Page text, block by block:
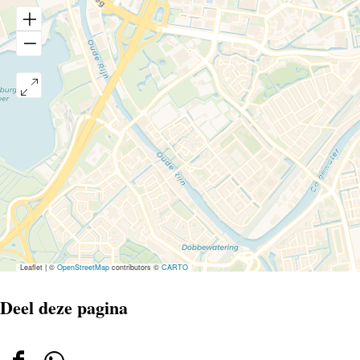
Leaflet|©OpenStreetMapcontributors ©CARTO
Deel deze pagina